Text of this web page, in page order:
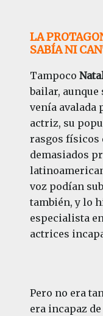
LA
SABÍA NI
Tampoco
bailar, aunque
venía avalada
actriz, su
rasgos físicos
demasiados
voz podían
también, y lo
especialista
actrices
Pero no era
era incapaz